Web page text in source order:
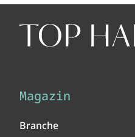
Magazin
Branche